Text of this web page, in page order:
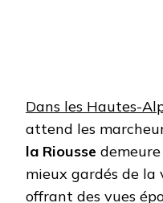
Dans les Hautes-
attend les
la Riousse demeure
mieux gardés de la
offrant des vues